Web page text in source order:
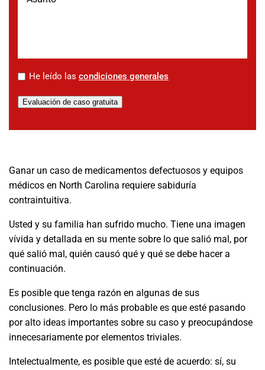
* He leído las condiciones generales
Evaluación de caso gratuita
Ganar un caso de medicamentos defectuosos y equipos
médicos en North Carolina requiere sabiduría
contraintuitiva.
Usted y su familia han sufrido mucho. Tiene una imagen
vívida y detallada en su mente sobre lo que salió mal, por
qué salió mal, quién causó qué y qué se debe hacer a
continuación.
Es posible que tenga razón en algunas de sus
conclusiones. Pero lo más probable es que esté pasando
por alto ideas importantes sobre su caso y preocupándose
innecesariamente por elementos triviales.
Intelectualmente, es posible que esté de acuerdo: sí, su